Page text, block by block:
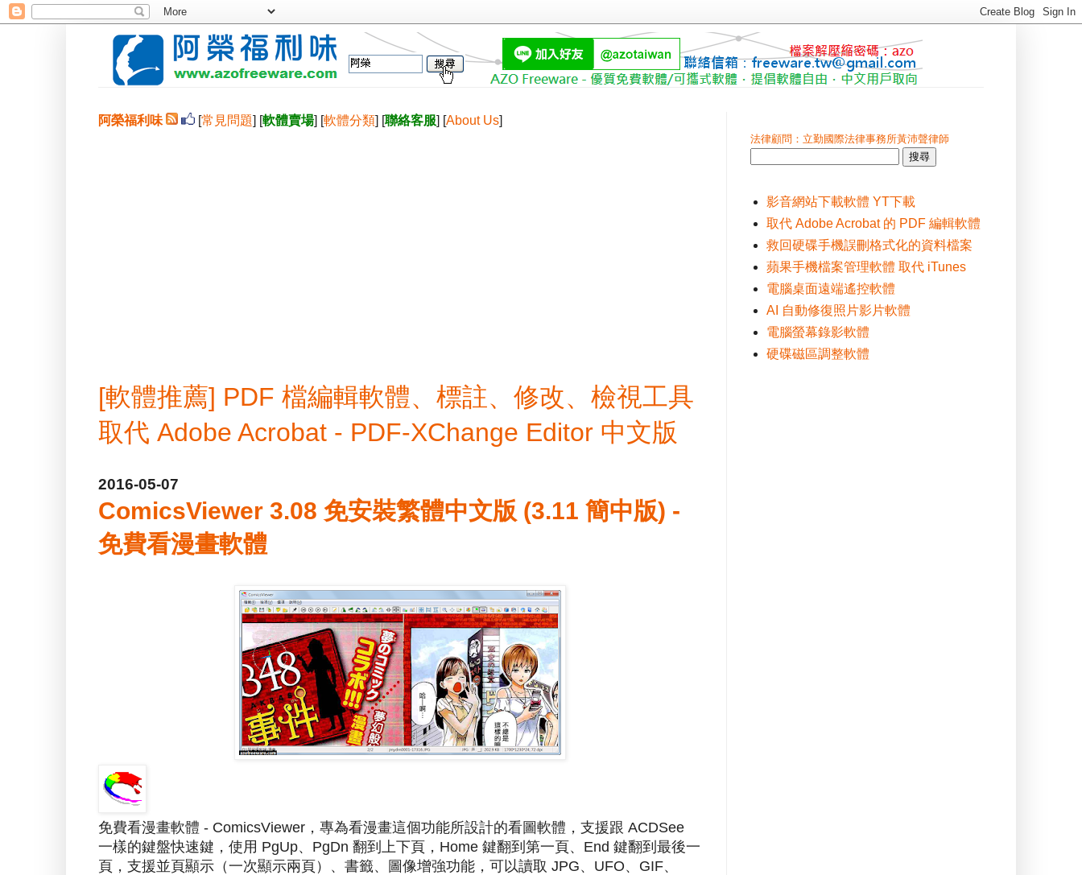
阿榮福利味 [常見問題] [軟體賣場] [軟體分類] [聯絡客服] [About Us]
[軟體推薦] PDF 檔編輯軟體、標註、修改、檢視工具
取代 Adobe Acrobat - PDF-XChange Editor 中文版
2016-05-07
ComicsViewer 3.08 免安裝繁體中文版 (3.11 簡中版) -
免費看漫畫軟體
免費看漫畫軟體 - ComicsViewer，專為看漫畫這個功能所設計的看圖軟體，支援跟 ACDSee
一樣的鍵盤快速鍵，使用 PgUp、PgDn 翻到上下頁，Home 鍵翻到第一頁、End 鍵翻到最後一
頁，支援並頁顯示（一次顯示兩頁）、書籤、圖像增強功能，可以讀取 JPG、UFO、GIF、
法律顧問：立勤國際法律事務所黃沛聲律師
影音網站下載軟體 YT下載
取代 Adobe Acrobat 的 PDF 編輯軟體
救回硬碟手機誤刪格式化的資料檔案
蘋果手機檔案管理軟體 取代 iTunes
電腦桌面遠端遙控軟體
AI 自動修復照片影片軟體
電腦螢幕錄影軟體
硬碟磁區調整軟體